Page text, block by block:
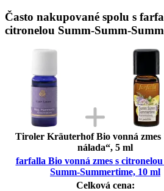
Často nakupované spolu s
citronelou Summ-Summ-
Tiroler Kräuterhof Bio vonná
nálada“, 5 ml
farfalla Bio vonná zmes s
Summ-Summertime, 10 ml
Celková cena: